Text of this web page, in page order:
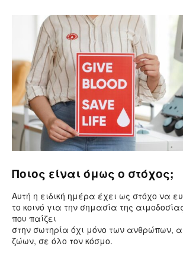
Ποιος είναι όμως ο στόχος;
Αυτή η ειδική ημέρα έχει ως στόχο να
το κοινό για την σημασία της
που παίζει
στην σωτηρία όχι μόνο των ανθρώπων,
ζώων, σε όλο τον κόσμο.